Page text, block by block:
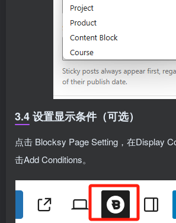
3.4 设置显示条件（可选）
点击 Blocksy Page Setting，在Display
击Add Conditions。